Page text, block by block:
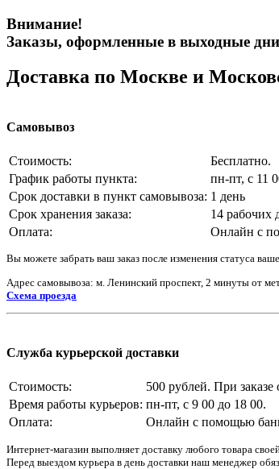
Внимание!
Заказы, оформленные в выходные
Доставка по Москве и
Самовывоз
Стоимость:
Бесплатно.
График работы пункта:
пн-пт, с 11
Срок доставки в пункт самовывоза: 1 день
Срок хранения заказа:
14 рабочих
Оплата:
Онлайн с
Вы можете забрать ваш заказ после изменения статуса
Адрес самовывоза: м. Ленинский проспект, 2 минуты от
Схема проезда
Служба курьерской доставки
Стоимость:
500 рублей. При заказе
Время работы курьеров: пн-пт, с 9 00 до 18 00.
Оплата:
Онлайн с помощью
Интернет-магазин выполняет доставку любого товара
Перед выездом курьера в день доставки наш менеджер